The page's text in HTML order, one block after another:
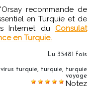
recommande de
en Turquie et de
Internet du Consulat
en Turquie.
Lu 35481 fois
turquie, turquie, turquie
voyage
Notez